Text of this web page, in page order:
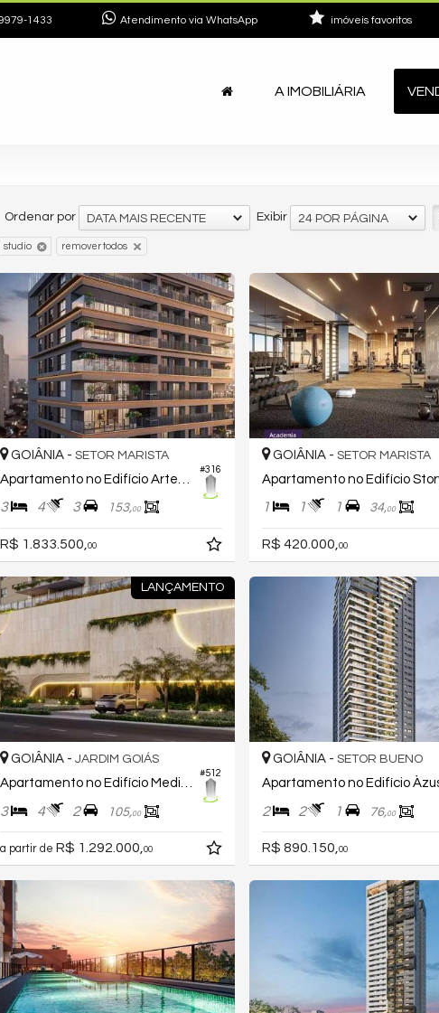
1433 Atendimento via WhatsApp imóveis favoritos
A IMOBILIÁRIA
Exibir 24 POR PÁGINA
Ordenar por DATA MAIS RECENTE
studio remover todos
#316
GOIÂNIA - SETOR MARISTA
3 4 3 153,00
R$ 1.833.500, 00
GOIÂNIA - SETOR MARISTA
1 1 1 34,00
R$ 420.000, 00
LANÇAMENTO
#512
GOIÂNIA - JARDIM GOIÁS
Apartamento no Edifício Mediterranè
3 4 2 105,00
a partir de R$ 1.292.000,00
GOIÂNIA - SETOR BUENO
2 2 1 76,00
R$ 890.150,00